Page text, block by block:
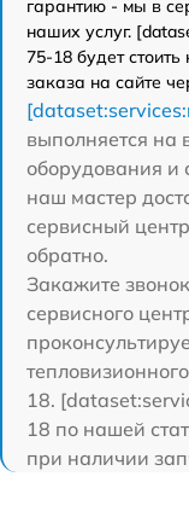
гарантию - мы в
наших услуг.
75-18 будет
заказа на сайте
выполняется на
оборудования и
наш мастер
сервисный
обратно.
Закажите
сервисного
18.
18 по нашей
при наличии